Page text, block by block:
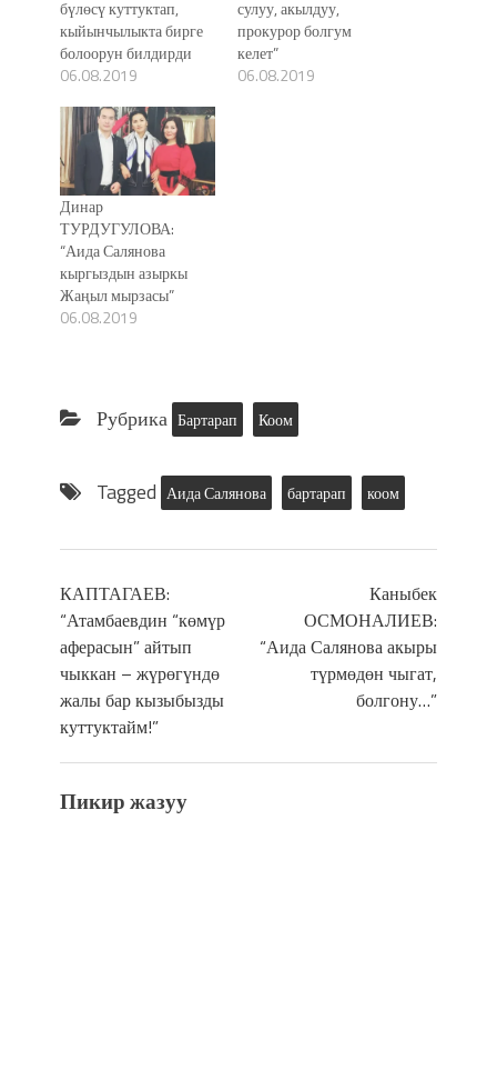
бүлөсү куттуктап,
кыйынчылыкта бирге
болоорун билдирди
06.08.2019
сулуу, акылдуу,
прокурор болгум
келет”
06.08.2019
Динар
ТУРДУГУЛОВА:
“Аида Салянова
кыргыздын азыркы
Жаңыл мырзасы”
06.08.2019
Рубрика Бартарап Коом
Tagged Аида Салянова бартарап коом
КАПТАГАЕВ:
“Атамбаевдин “көмүр
аферасын” айтып
чыккан – жүрөгүндө
жалы бар кызыбызды
куттуктайм!”
Каныбек
ОСМОНАЛИЕВ:
“Аида Салянова акыры
түрмөдөн чыгат,
болгону…”
Пикир жазуу